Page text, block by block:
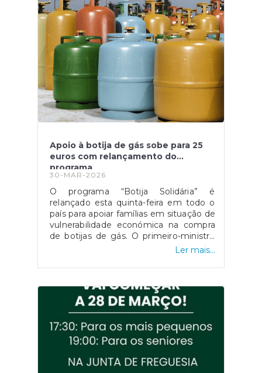
Apoio à botija de gás sobe para 25
euros com relançamento do
programa
30-MAR-2026
O programa “Botija Solidária” é
relançado esta quinta-feira em todo o
país para apoiar famílias em situação de
vulnerabilidade económica na compra
de botijas de gás. O primeiro-ministro
Luís Montenegro anunciou o aumento
durante os próximos três meses,
da guerra no Médio Oriente.
Ler mais...